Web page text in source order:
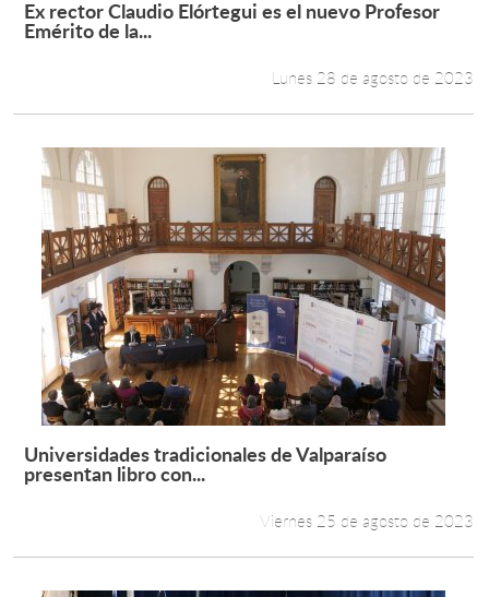
Leer más +
Ex rector Claudio Elórtegui es el nuevo Profesor
Emérito de la...
Lunes 28 de agosto de 2023
Leer más +
Universidades tradicionales de Valparaíso
presentan libro con...
Viernes 25 de agosto de 2023